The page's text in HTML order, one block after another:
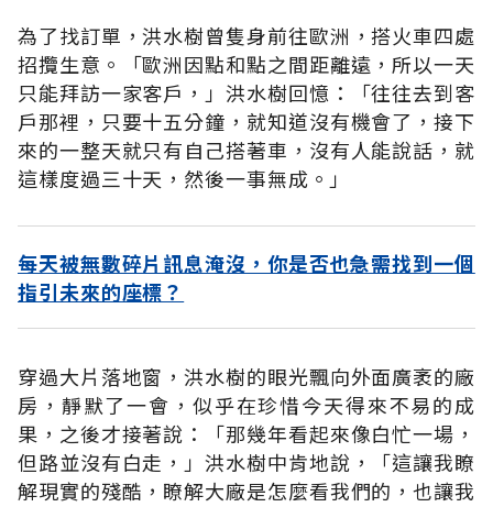
為了找訂單，洪水樹曾隻身前往歐洲，搭火車四處
招攬生意。「歐洲因點和點之間距離遠，所以一天
只能拜訪一家客戶，」洪水樹回憶：「往往去到客
戶那裡，只要十五分鐘，就知道沒有機會了，接下
來的一整天就只有自己搭著車，沒有人能說話，就
這樣度過三十天，然後一事無成。」
每天被無數碎片訊息淹沒，你是否也急需找到一個
指引未來的座標？
穿過大片落地窗，洪水樹的眼光飄向外面廣袤的廠
房，靜默了一會，似乎在珍惜今天得來不易的成
果，之後才接著說：「那幾年看起來像白忙一場，
但路並沒有白走，」洪水樹中肯地說，「這讓我瞭
解現實的殘酷，瞭解大廠是怎麼看我們的，也讓我